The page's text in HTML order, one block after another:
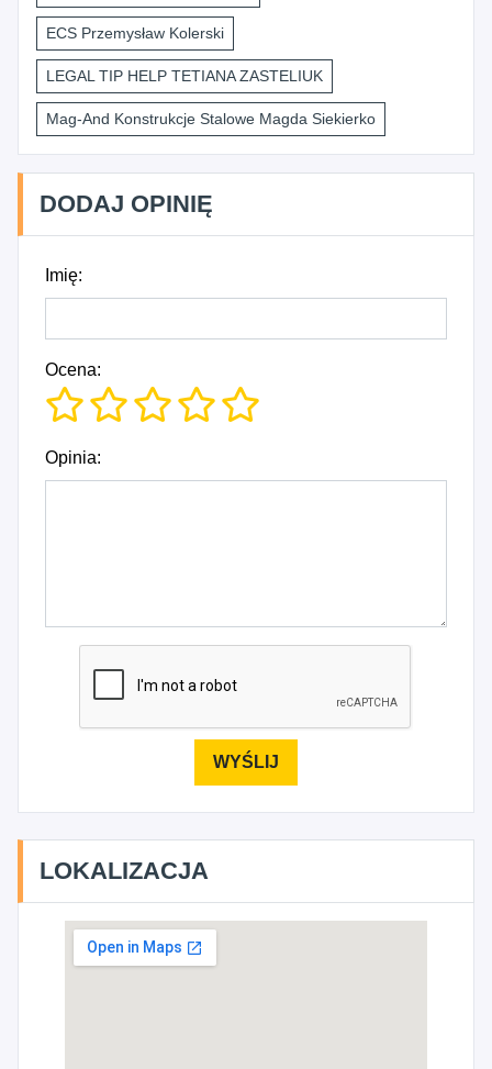
ECS Przemysław Kolerski
LEGAL TIP HELP TETIANA ZASTELIUK
Mag-And Konstrukcje Stalowe Magda Siekierko
DODAJ OPINIĘ
Imię:
Ocena:
Opinia:
LOKALIZACJA